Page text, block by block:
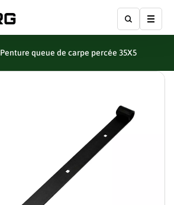
Penture queue de carpe percée 35X5